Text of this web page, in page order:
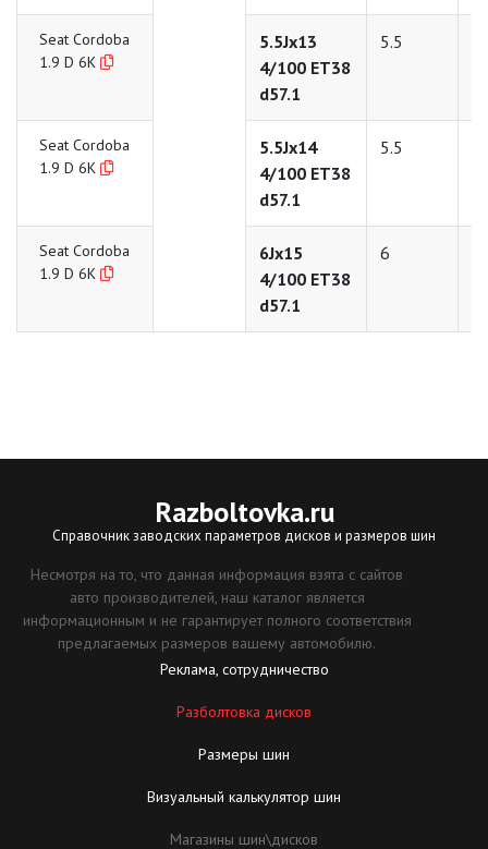
Seat Cordoba
1.9 D 6K
5.5Jx13
4/100 ET38
d57.1
5.5
Seat Cordoba
1.9 D 6K
5.5Jx14
4/100 ET38
d57.1
5.5
Seat Cordoba
1.9 D 6K
6Jx15
4/100 ET38
d57.1
6
Razboltovka.ru
Справочник заводских параметров дисков и размеров шин
Несмотря на то, что данная информация взята с сайтов
авто производителей, наш каталог является
информационным и не гарантирует полного соответствия
предлагаемых размеров вашему автомобилю.
Реклама, сотрудничество
Разболтовка дисков
Размеры шин
Визуальный калькулятор шин
Магазины шин\дисков